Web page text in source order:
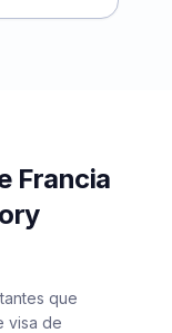
Francia
que
visa de